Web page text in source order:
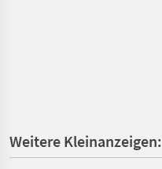
Weitere Kleinanzeigen: